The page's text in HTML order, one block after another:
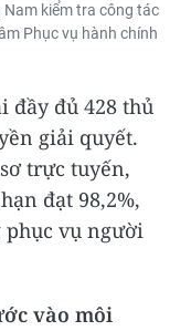
Nam kiểm tra công tác
Phục vụ hành chính
đầy đủ 428 thủ
giải quyết.
trực tuyến,
đạt 98,2%,
phục vụ người
vào môi